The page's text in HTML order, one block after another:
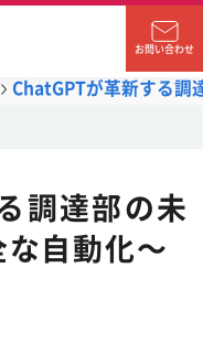
お問い合わせ
ChatGPTが革新する調
調達部の未
自動化～